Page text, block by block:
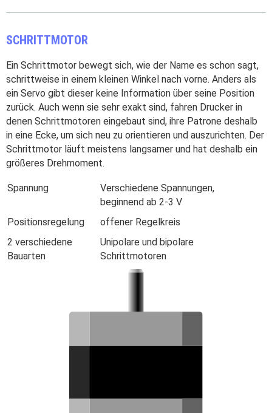
SCHRITTMOTOR
Ein Schrittmotor bewegt sich, wie der Name es schon sagt,
schrittweise in einem kleinen Winkel nach vorne. Anders als
ein Servo gibt dieser keine Information über seine Position
zurück. Auch wenn sie sehr exakt sind, fahren Drucker in
denen Schrittmotoren eingebaut sind, ihre Patrone deshalb
in eine Ecke, um sich neu zu orientieren und auszurichten. Der
Schrittmotor läuft meistens langsamer und hat deshalb ein
größeres Drehmoment.
Spannung
Verschiedene Spannungen,
beginnend ab 2-3 V
Positionsregelung
offener Regelkreis
2 verschiedene
Bauarten
Unipolare und bipolare
Schrittmotoren